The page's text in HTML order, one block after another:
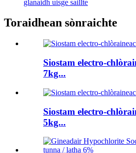
glanaidh uisge saillte
Toraidhean sònraichte
Siostam electro-
7kg...
Siostam electro-
5kg...